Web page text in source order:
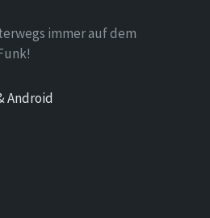
immer auf dem
Android